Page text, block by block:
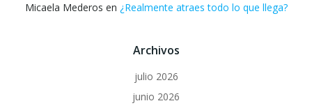
Micaela Mederos en ¿Realmente atraes todo lo que llega?
Archivos
julio 2026
junio 2026